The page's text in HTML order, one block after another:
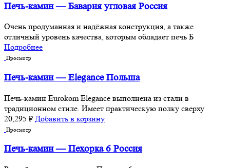
Печь-камин — Бавария угловая Россия
Очень продуманная и надёжная конструкция, а также
отличный уровень качества, которым обладает печь Б
Подробнее
Просмотр
Печь-камин — Elegance Польша
Печь-камин Eurokom Elegance выполнена из стали в
традиционном стиле. Имеет практическую полку сверху
20,295 ₽ Добавить в корзину
Просмотр
Печь-камин — Пехорка 6 Россия